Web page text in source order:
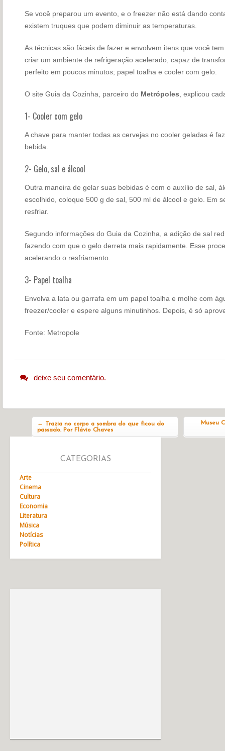
Se você preparou um evento, e o freezer não está dando
existem truques que podem diminuir as temperaturas.
As técnicas são fáceis de fazer e envolvem itens que você
criar um ambiente de refrigeração acelerado, capaz de
perfeito em poucos minutos; papel toalha e cooler com gelo.
O site Guia da Cozinha, parceiro do Metrópoles , explicou
1- Cooler com gelo
A chave para manter todas as cervejas no cooler geladas é
bebida.
2- Gelo, sal e álcool
Outra maneira de gelar suas bebidas é com o auxílio de sal,
escolhido, coloque 500 g de sal, 500 ml de álcool e gelo. Em
resfriar.
Segundo informações do Guia da Cozinha, a adição de sal
fazendo com que o gelo derreta mais rapidamente. Esse
acelerando o resfriamento.
3- Papel toalha
Envolva a lata ou garrafa em um papel toalha e molhe com
freezer/cooler e espere alguns minutinhos. Depois, é só
Fonte: Metropole
deixe seu comentário.
← Trazia no corpo a sombra do que ficou do
passado. Por Flávio Chaves
Museu
CATEGORIAS
Arte
Cinema
Cultura
Economia
Literatura
Música
Notícias
Política